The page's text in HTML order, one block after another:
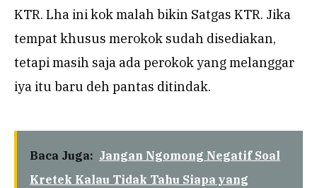
KTR. Lha ini kok malah bikin Satgas KTR. Jika
tempat khusus merokok sudah disediakan,
tetapi masih saja ada perokok yang melanggar
iya itu baru deh pantas ditindak.
Baca Juga: Jangan Ngomong Negatif Soal
Kretek Kalau Tidak Tahu Siapa yang